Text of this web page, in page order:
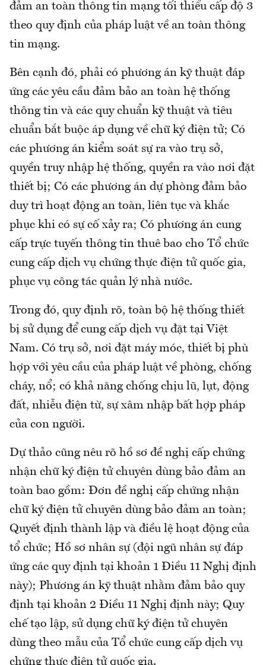
đảm an toàn thông tin mạng tối thiểu cấp độ 3
theo quy định của pháp luật về an toàn thông
tin mạng.
Bên cạnh đó, phải có phương án kỹ thuật đáp
ứng các yêu cầu đảm bảo an toàn hệ thống
thông tin và các quy chuẩn kỹ thuật và tiêu
chuẩn bắt buộc áp dụng về chữ ký điện tử; Có
các phương án kiểm soát sự ra vào trụ sở,
quyền truy nhập hệ thống, quyền ra vào nơi đặt
thiết bị; Có các phương án dự phòng đảm bảo
duy trì hoạt động an toàn, liên tục và khắc
phục khi có sự cố xảy ra; Có phương án cung
cấp trực tuyến thông tin thuê bao cho Tổ chức
cung cấp dịch vụ chứng thực điện tử quốc gia,
phục vụ công tác quản lý nhà nước.
Trong đó, quy định rõ, toàn bộ hệ thống thiết
bị sử dụng để cung cấp dịch vụ đặt tại Việt
Nam. Có trụ sở, nơi đặt máy móc, thiết bị phù
hợp với yêu cầu của pháp luật về phòng, chống
cháy, nổ; có khả năng chống chịu lũ, lụt, động
đất, nhiễu điện từ, sự xâm nhập bất hợp pháp
của con người.
Dự thảo cũng nêu rõ hồ sơ đề nghị cấp chứng
nhận chữ ký điện tử chuyên dùng bảo đảm an
toàn bao gồm: Đơn đề nghị cấp chứng nhận
chữ ký điện tử chuyên dùng bảo đảm an toàn;
Quyết định thành lập và điều lệ hoạt động của
tổ chức; Hồ sơ nhân sự (đội ngũ nhân sự đáp
ứng các quy định tại khoản 1 Điều 11 Nghị định
này); Phương án kỹ thuật nhằm đảm bảo quy
định tại khoản 2 Điều 11 Nghị định này; Quy
chế tạo lập, sử dụng chữ ký điện tử chuyên
dùng theo mẫu của Tổ chức cung cấp dịch vụ
chứng thực điện tử quốc gia.